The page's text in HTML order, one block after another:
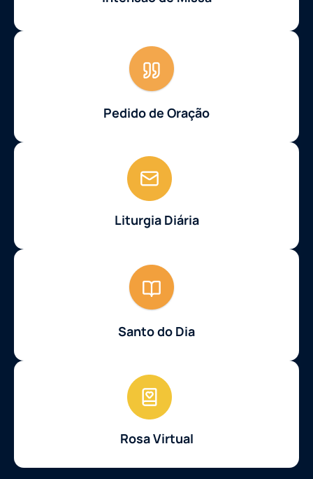
Pedido de Oração
Liturgia Diária
Santo do Dia
Rosa Virtual